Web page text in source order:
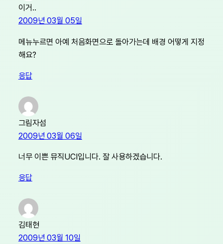
이거..
2009년 03월 05일
메뉴누르면 아예 처음화면으로 돌아가는데 배경 어떻게 지정
해요?
응답
그림자섬
2009년 03월 06일
너무 이쁜 뮤직UCI입니다. 잘 사용하겠습니다.
응답
김태현
2009년 03월 10일